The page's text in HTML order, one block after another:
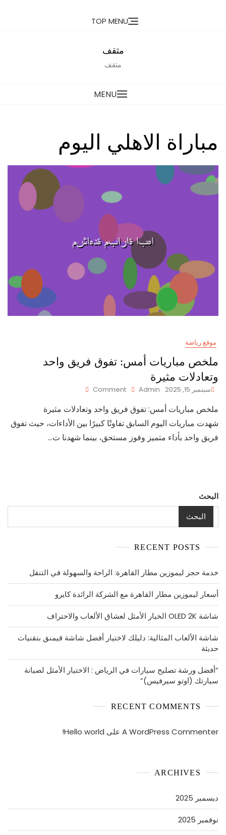
TOP MENU
مثقف
مثقف
MENU
مباراة الاهلي اليوم
موقع رياضة
ملخص مباريات أمس: تفوق فريق واحد
وتعادلات مثيرة
سبتمبر 15, 2025 Admin
Comment
مباريات
أمس:
تفوق
فريق
ملخص مباريات أمس: تفوق فريق واحد وتعادلات مثيرة
شهدت مباريات اليوم السابق تفاوتًا كبيرًا بين الأداءات، حيث تفوق
فريق واحد بأداء متميز وفوز مستحق، بينما شهدنا ت…
البحث
البحث
RECENT POSTS
خدمة حجز ليموزين مطار القاهرة: الراحة والسهولة في التنقل
أسعار ليموزين مطار القاهرة مع الشركة الرائدة كايرو
شاشة OLED 2K الخيار الأمثل لعشاق الألعاب والاحتراف
شاشة الألعاب المثالية: دليلك لاختيار أفضل شاشة قيمنق بتقنيات
حديثة
“أفضل ورشة تصليح سيارات في الرياض : الاختيار الأمثل لصيانة
سيارتك (اوتو سيرفيس)”
RECENT COMMENTS
A WordPress Commenter على Hello world!
ARCHIVES
ديسمبر 2025
نوفمبر 2025